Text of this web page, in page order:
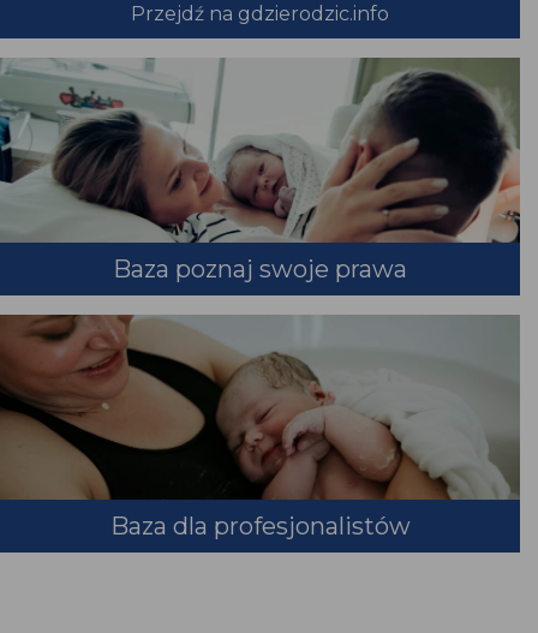
Przejdź na gdzierodzic.info
Baza poznaj swoje prawa
Baza dla profesjonalistów